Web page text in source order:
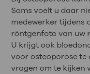
Soms voelt u daar
medewerker tijdens
röntgenfoto van uw
U krijgt ook
voor osteoporose te
vragen om te kijken